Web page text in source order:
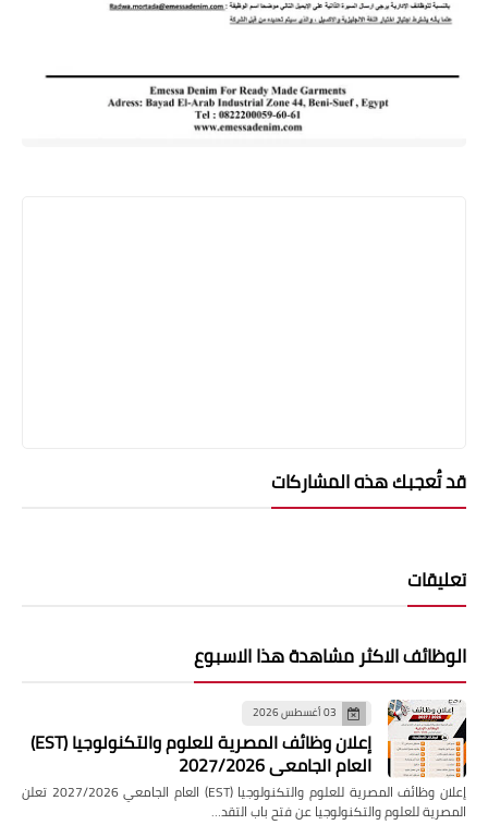
قد تُعجبك هذه المشاركات
تعليقات
الوظائف الاكثر مشاهدة هذا الاسبوع
03 أغسطس 2026
إعلان وظائف المصرية للعلوم والتكنولوجيا (EST)
العام الجامعي 2027/2026
إعلان وظائف المصرية للعلوم والتكنولوجيا (EST) العام الجامعي 2027/2026 تعلن
المصرية للعلوم والتكنولوجيا عن فتح باب التقد…